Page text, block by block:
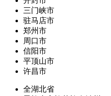
三门峡市
驻马店市
郑州市
周口市
信阳市
平顶山市
许昌市
全湖北省